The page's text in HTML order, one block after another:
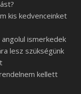
kis kedvenceinket
ismerkedek
lesz szükségünk
kellett